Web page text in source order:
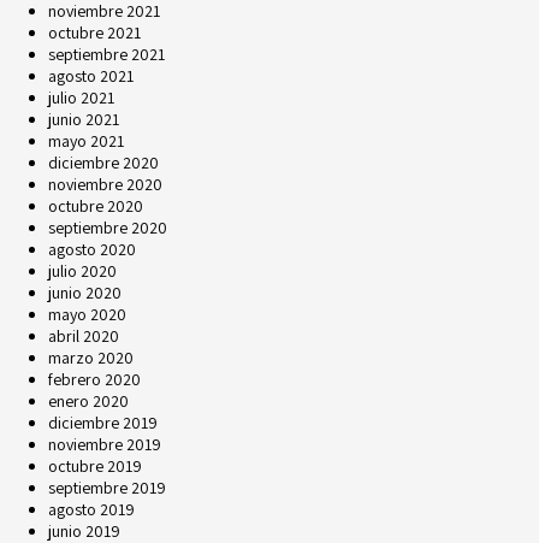
noviembre 2021
octubre 2021
septiembre 2021
agosto 2021
julio 2021
junio 2021
mayo 2021
diciembre 2020
noviembre 2020
octubre 2020
septiembre 2020
agosto 2020
julio 2020
junio 2020
mayo 2020
abril 2020
marzo 2020
febrero 2020
enero 2020
diciembre 2019
noviembre 2019
octubre 2019
septiembre 2019
agosto 2019
junio 2019